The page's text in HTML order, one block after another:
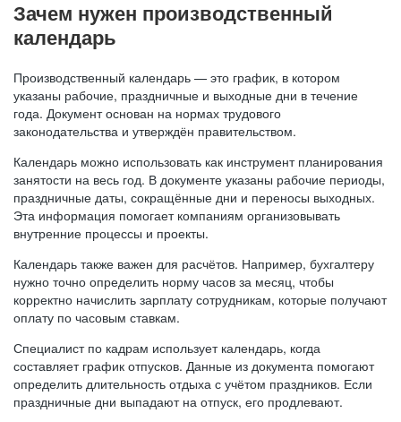
Зачем нужен производственный
календарь
Производственный календарь — это график, в котором
указаны рабочие, праздничные и выходные дни в течение
года. Документ основан на нормах трудового
законодательства и утверждён правительством.
Календарь можно использовать как инструмент планирования
занятости на весь год. В документе указаны рабочие периоды,
праздничные даты, сокращённые дни и переносы выходных.
Эта информация помогает компаниям организовывать
внутренние процессы и проекты.
Календарь также важен для расчётов. Например, бухгалтеру
нужно точно определить норму часов за месяц, чтобы
корректно начислить зарплату сотрудникам, которые получают
оплату по часовым ставкам.
Специалист по кадрам использует календарь, когда
составляет график отпусков. Данные из документа помогают
определить длительность отдыха с учётом праздников. Если
праздничные дни выпадают на отпуск, его продлевают.